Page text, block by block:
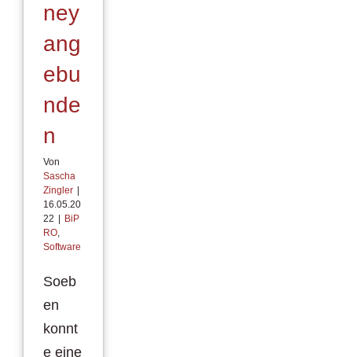
ney
ang
ebu
nde
n
Von
Sascha
Zingler
16.05.20
22
BiP
RO,
Software
Soeb
en
konnt
e eine